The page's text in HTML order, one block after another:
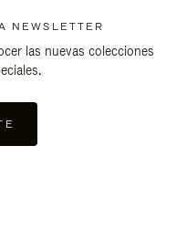
NEWSLETTER
las nuevas colecciones